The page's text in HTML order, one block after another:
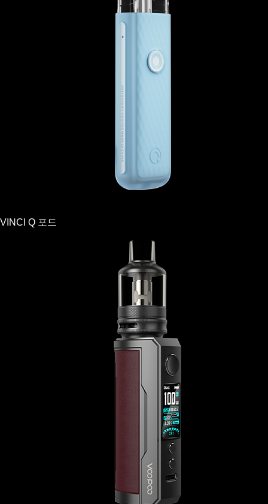
VINCI Q 포드